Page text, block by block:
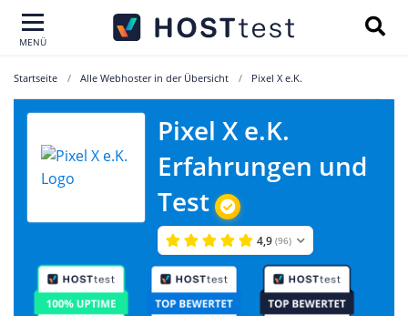
MENÜ
Startseite Alle Webhoster in der Übersicht Pixel X e.K.
Pixel X e.K.
Erfahrungen und
Test
4,9 (96)